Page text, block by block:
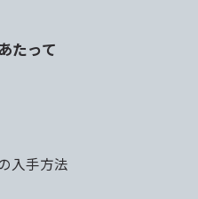
たって
入手方法